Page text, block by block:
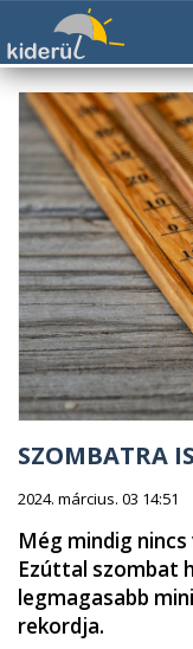
SZOMBATRA
2024. március. 03 14:51
Még mindig
Ezúttal szombat
legmagasabb
rekordja.